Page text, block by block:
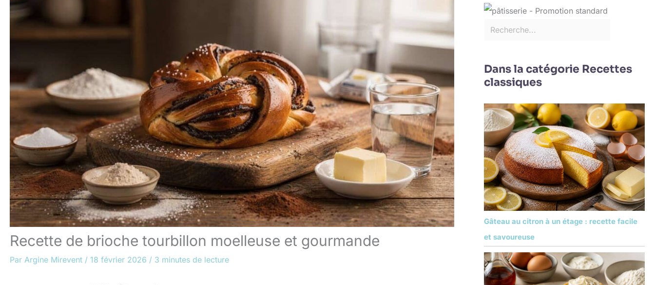
Recette de brioche tourbillon moelleuse et gourmande
Par Argine Mirevent / 18 février 2026 / 3 minutes de lecture
Dans la catégorie Recettes
classiques
Gâteau au citron à un étage : recette facile
et savoureuse